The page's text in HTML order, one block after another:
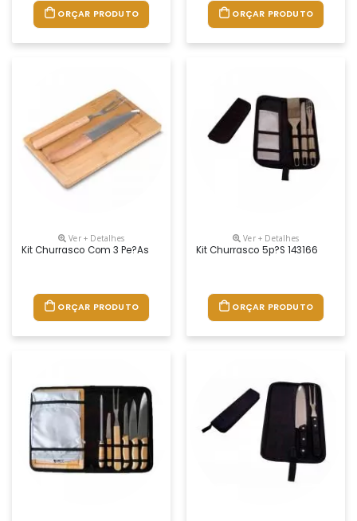
ORÇAR PRODUTO ORÇAR PRODUTO
Ver + Detalhes
Kit Churrasco Com 3 Pe?as
ORÇAR PRODUTO
Ver + Detalhes
Kit Churrasco 5p?s 143166
ORÇAR PRODUTO